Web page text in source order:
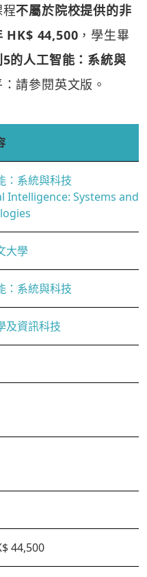
程不屬於院校提供的非
HK$ 44,500 ，學生畢
的人工智能：系統與
請參閱英文版。
：系統與科技
Intelligence: Systems and
大學
：系統與科技
及資訊科技
44,500